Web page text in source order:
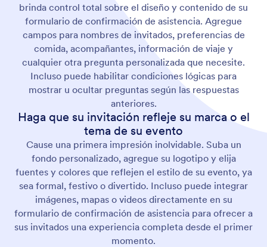
brinda control total sobre el diseño y contenido de su
formulario de confirmación de asistencia. Agregue
campos para nombres de invitados, preferencias de
comida, acompañantes, información de viaje y
cualquier otra pregunta personalizada que necesite.
Incluso puede habilitar condiciones lógicas para
mostrar u ocultar preguntas según las respuestas
anteriores.
Haga que su invitación refleje su marca o el
tema de su evento
Cause una primera impresión inolvidable. Suba un
fondo personalizado, agregue su logotipo y elija
fuentes y colores que reflejen el estilo de su evento, ya
sea formal, festivo o divertido. Incluso puede integrar
imágenes, mapas o videos directamente en su
formulario de confirmación de asistencia para ofrecer a
sus invitados una experiencia completa desde el primer
momento.